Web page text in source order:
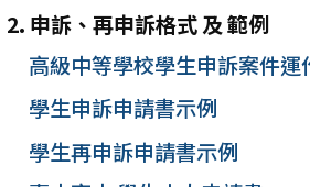
2. 申訴、再申訴格式 及 範例
高級中等學校學生申訴案件運
學生申訴申請書示例
學生再申訴申請書示例